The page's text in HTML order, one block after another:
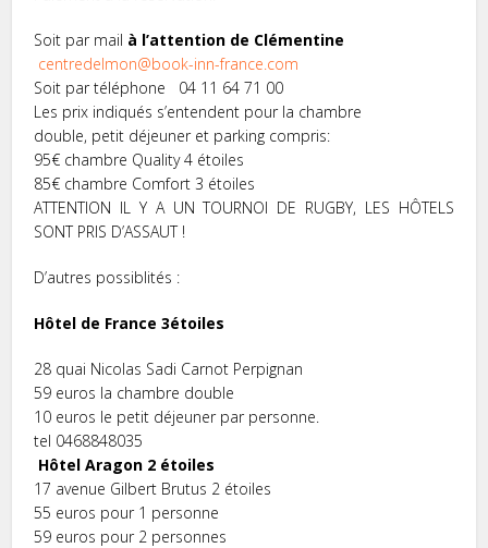
Soit par mail à l’attention de Clémentine
centredelmon@book-inn-france.com
Soit par téléphone 04 11 64 71 00
Les prix indiqués s’entendent pour la chambre
double, petit déjeuner et parking compris:
95€ chambre Quality 4 étoiles
85€ chambre Comfort 3 étoiles
ATTENTION IL Y A UN TOURNOI DE RUGBY, LES HÔTELS
SONT PRIS D’ASSAUT !
D’autres possiblités :
Hôtel de France 3étoiles
28 quai Nicolas Sadi Carnot Perpignan
59 euros la chambre double
10 euros le petit déjeuner par personne.
tel 0468848035
Hôtel Aragon 2 étoiles
17 avenue Gilbert Brutus 2 étoiles
55 euros pour 1 personne
59 euros pour 2 personnes